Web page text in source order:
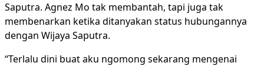
Saputra. Agnez Mo tak membantah, tapi juga tak
membenarkan ketika ditanyakan status hubungannya
dengan Wijaya Saputra.
“Terlalu dini buat aku ngomong sekarang mengenai